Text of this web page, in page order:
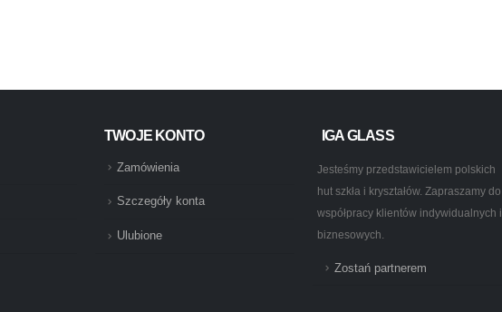
TWOJE KONTO
Zamówienia
Szczegóły konta
Ulubione
IGA GLASS
Jesteśmy przedstawicielem polskich
hut szkła i kryształów. Zapraszamy do
współpracy klientów indywidualnych i
biznesowych.
Zostań partnerem